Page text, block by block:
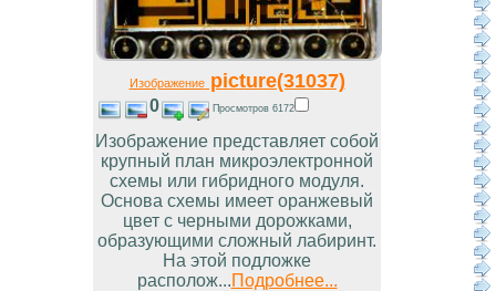
Изображениеpicture(31037)
0 Просмотров 6172
Изображение представляет собой
крупный план микроэлектронной
схемы или гибридного модуля.
Основа схемы имеет оранжевый
цвет с черными дорожками,
образующими сложный лабиринт.
На этой подложке
располож...Подробнее...